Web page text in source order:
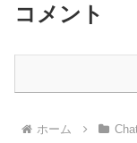
コメント
ホーム